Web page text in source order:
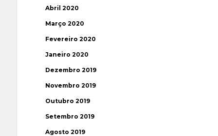
Abril 2020
Março 2020
Fevereiro 2020
Janeiro 2020
Dezembro 2019
Novembro 2019
Outubro 2019
Setembro 2019
Agosto 2019